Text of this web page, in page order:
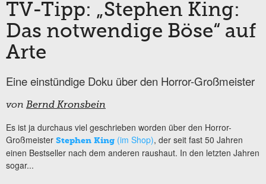
TV-Tipp: „Stephen King:
Das notwendige Böse“ auf
Arte
Eine einstündige Doku über den Horror-Großmeister
von Bernd Kronsbein
Es ist ja durchaus viel geschrieben worden über den Horror-
Großmeister Stephen King (im Shop), der seit fast 50 Jahren
einen Bestseller nach dem anderen raushaut. In den letzten Jahren
sogar...